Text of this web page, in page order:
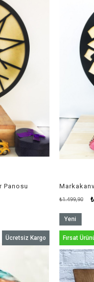
Panosu
₺1.499,90
Ücretsiz Kargo
Yeni
Ürün
Fırsat